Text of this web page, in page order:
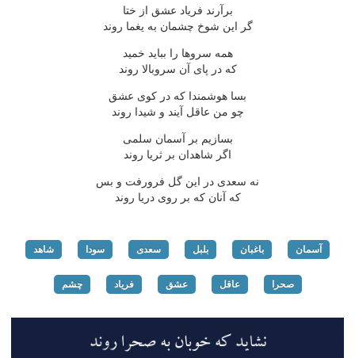
برآرند فریاد عشق از ختا
گر این شوخ چشمان به یغما روند
همه سروها را بباید خمید
که در پای آن سروبالا روند
بسا هوشمندا که در کوی عشق
چو من عاقل آیند و شیدا روند
بسازیم بر آسمان سلمی
اگر شاهدان بر ثریا روند
نه سعدی در این گل فرورفت و بس
که آنان که بر روی دریا روند
آسمان باغبان بلبل سعدی سودا شاهد
صحرا عاقل عشق فریاد چشم